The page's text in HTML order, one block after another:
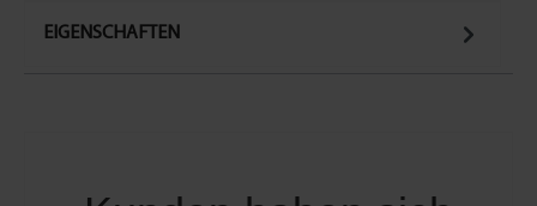
EIGENSCHAFTEN